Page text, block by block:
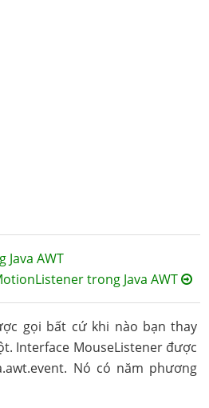
AWT
trong Java AWT
gọi bất cứ khi nào bạn thay
Interface MouseListener được
Nó có năm phương